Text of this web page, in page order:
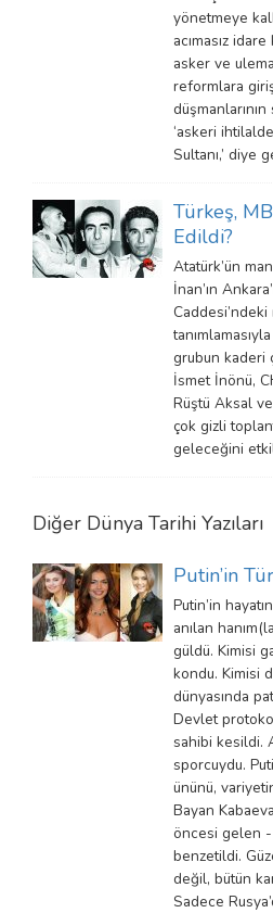
yönetmeye
acımasız
asker ve
reformlara
düşmanlarının
‘askeri
Sultanı,’ diye
Türkeş,
Edildi?
Atatürk’ün
İnan’ın
Caddesi’ndeki
grubun kaderi
İsmet İnönü,
Rüştü Aksal
çok gizli
geleceğini
Diğer Dünya Tarihi Yazıları
Putin’in
Putin’in
anılan
güldü. Kimisi
kondu. Kimisi
dünyasında
Devlet
sahibi kesildi.
sporcuydu.
ününü,
Bayan
öncesi gelen -
benzetildi.
değil, bütün
Sadece